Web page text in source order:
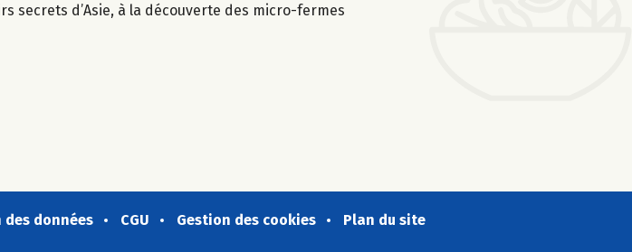
d’Asie, à la découverte des micro-fermes
données CGU Gestion des cookies Plan du site